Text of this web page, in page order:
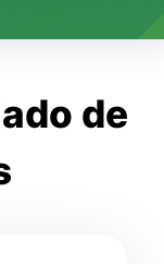
de